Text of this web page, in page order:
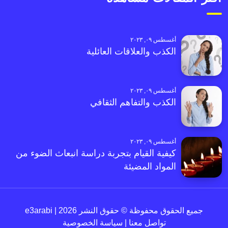
أغسطس ٠٩, ٢٠٢٣
الكذب والعلاقات العائلية
أغسطس ٠٩, ٢٠٢٣
الكذب والتفاهم الثقافي
أغسطس ٠٩, ٢٠٢٣
كيفية القيام بتجربة دراسة انبعاث الضوء من
المواد المضيئة
جميع الحقوق محفوظة © حقوق النشر 2026 | e3arabi
تواصل معنا
سياسة الخصوصية